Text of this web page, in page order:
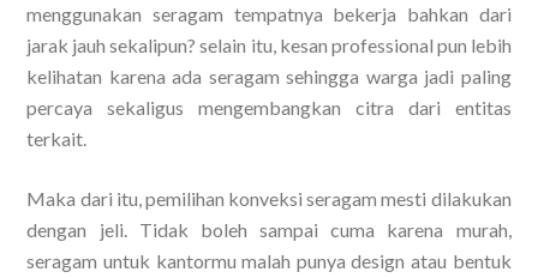
menggunakan seragam tempatnya bekerja bahkan dari
jarak jauh sekalipun? selain itu, kesan professional pun lebih
kelihatan karena ada seragam sehingga warga jadi paling
percaya sekaligus mengembangkan citra dari entitas
terkait.
Maka dari itu, pemilihan konveksi seragam mesti dilakukan
dengan jeli. Tidak boleh sampai cuma karena murah,
seragam untuk kantormu malah punya design atau bentuk